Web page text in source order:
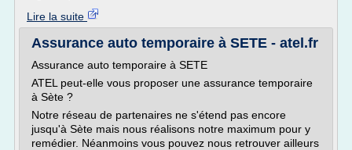
Lire la suite
Assurance auto temporaire à SETE - atel.fr
Assurance auto temporaire à SETE
ATEL peut-elle vous proposer une assurance temporaire
à Sète ?
Notre réseau de partenaires ne s'étend pas encore
jusqu'à Sète mais nous réalisons notre maximum pour y
remédier. Néanmoins vous pouvez nous retrouver ailleurs